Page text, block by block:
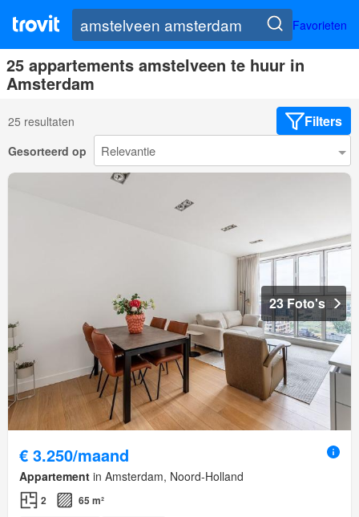
Favorieten
25 appartements amstelveen te huur in
Amsterdam
25 resultaten Filters
Gesorteerd op
23 Foto's
€ 3.250/maand
Appartement in Amsterdam, Noord-Holland
2 65 m²